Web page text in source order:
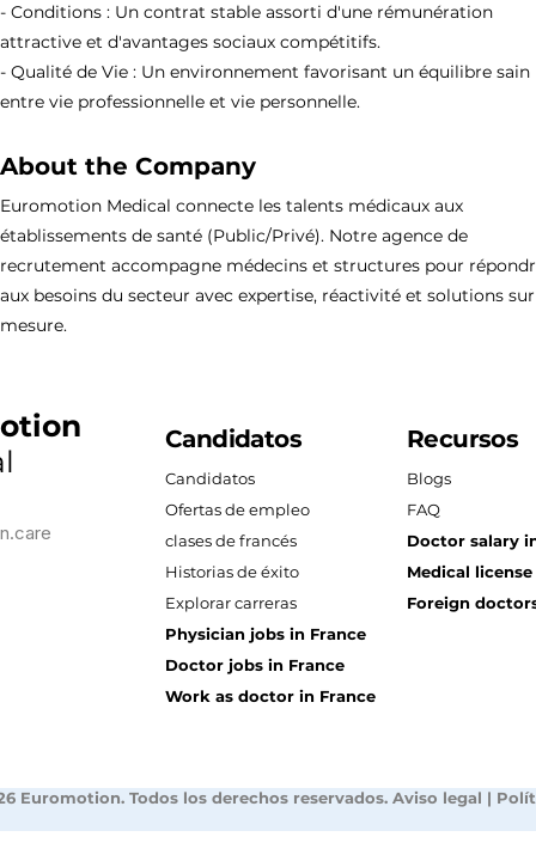
- Conditions : Un contrat stable assorti d'une rémunération
attractive et d'avantages sociaux compétitifs.
- Qualité de Vie : Un environnement favorisant un équilibre sain
entre vie professionnelle et vie personnelle.
About the Company
Euromotion Medical connecte les talents médicaux aux
établissements de santé (Public/Privé). Notre agence de
recrutement accompagne médecins et structures pour
aux besoins du secteur avec expertise, réactivité et solutions sur
mesure.
Candidatos
Candidatos
Ofertas de empleo
clases de francés
Historias de éxito
Explorar carreras
Physician jobs in France
Doctor jobs in France
Work as doctor in France
Recursos
Blogs
FAQ
Doctor salary
Medical
Foreign
Euromotion. Todos los derechos reservados. Aviso legal |